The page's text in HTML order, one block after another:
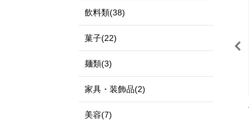
宮城県 仙台市
飲料類(38)
菓子(22)
麺類(3)
家具・装飾品(2)
美容(7)